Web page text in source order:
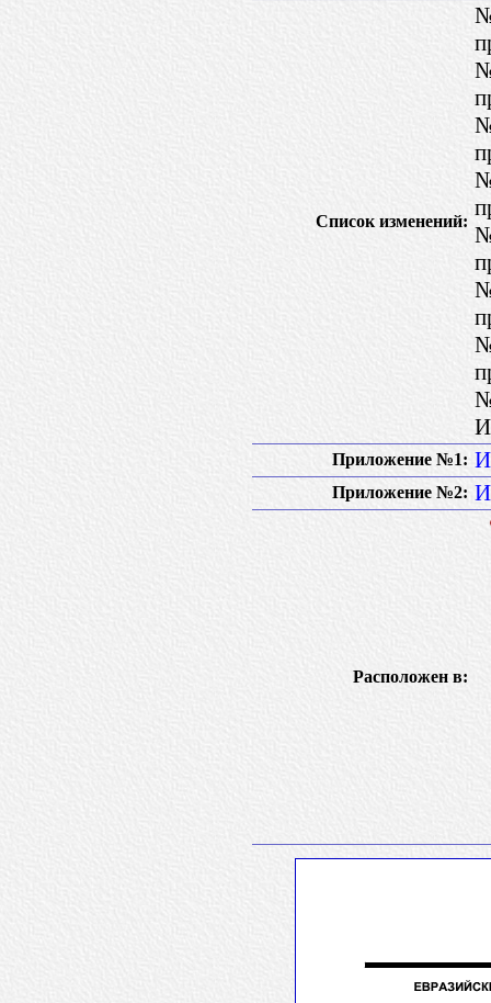
Список изменений:
Приложение №1:
Приложение №2:
Расположен в: